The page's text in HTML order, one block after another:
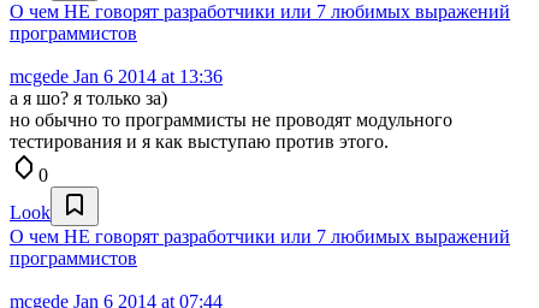
О чем НЕ говорят разработчики или 7 любимых выражений
программистов
mcgede Jan 6 2014 at 13:36
а я шо? я только за)
но обычно то программисты не проводят модульного
тестирования и я как выступаю против этого.
0
Look
О чем НЕ говорят разработчики или 7 любимых выражений
программистов
mcgede Jan 6 2014 at 07:44